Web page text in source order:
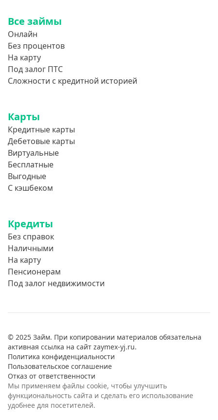
Все займы
Онлайн
Без процентов
На карту
Под залог ПТС
Сложности с кредитной историей
Карты
Кредитные карты
Дебетовые карты
Виртуальные
Бесплатные
Выгодные
С кэшбеком
Кредиты
Без справок
Наличными
На карту
Пенсионерам
Под залог недвижимости
© 2025 Займ. При копировании материалов обязательна
активная ссылка на сайт zaymex-yj.ru.
Политика конфиденциальности
Пользовательское соглашение
Отказ от ответственности
Мы применяем файлы cookie, чтобы улучшить
функциональность сайта и сделать его использование
удобнее для посетителей.